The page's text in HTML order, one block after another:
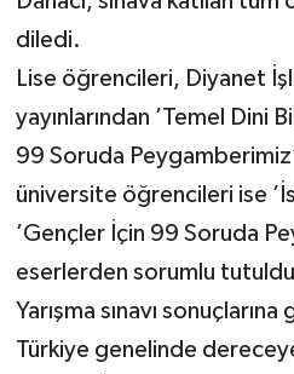
diledi.
Lise öğrencileri, Diyanet
yayınlarından ’Temel Dini
99 Soruda
üniversite öğrencileri ise
’Gençler İçin 99 Soruda
eserlerden sorumlu
Yarışma sınavı
Türkiye genelinde